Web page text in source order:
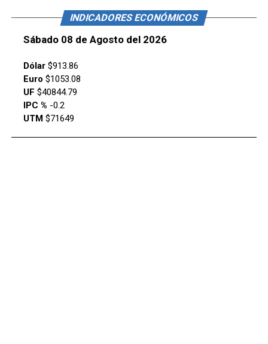
INDICADORES ECONÓMICOS
Sábado 08 de Agosto del 2026
Dólar$913.86
Euro $1053.08
UF $40844.79
IPC % -0.2
UTM$71649